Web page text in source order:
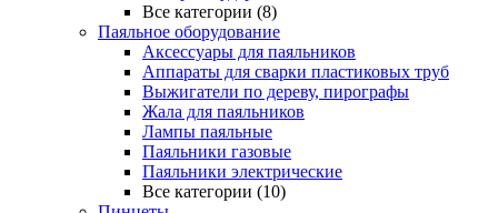
Все категории (8)
Паяльное оборудование
Аксессуары для паяльников
Аппараты для сварки пластиковых труб
Выжигатели по дереву, пирографы
Жала для паяльников
Лампы паяльные
Паяльники газовые
Паяльники электрические
Все категории (10)